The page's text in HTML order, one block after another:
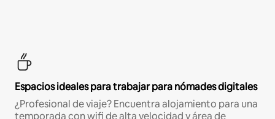
Espacios ideales para trabajar para nómades digitales
¿Profesional de viaje? Encuentra alojamiento para una
temporada con wifi de alta velocidad y área de